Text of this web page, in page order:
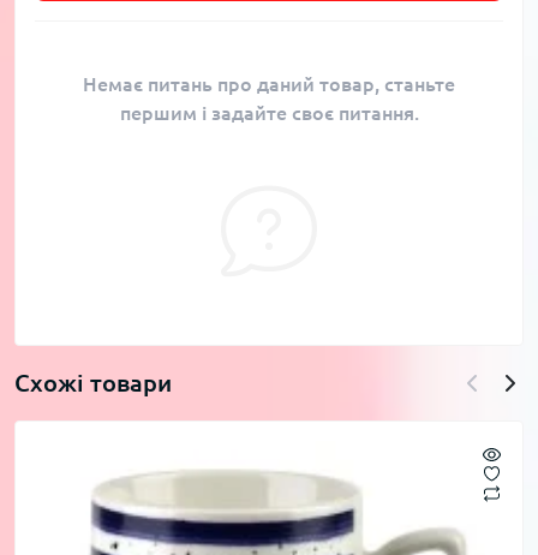
Немає питань про даний товар, станьте
першим і задайте своє питання.
Схожі товари